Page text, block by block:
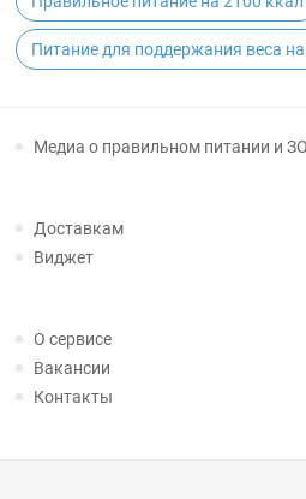
Питание для поддержания веса
Медиа о правильном питании и
Доставкам
Виджет
О сервисе
Вакансии
Контакты